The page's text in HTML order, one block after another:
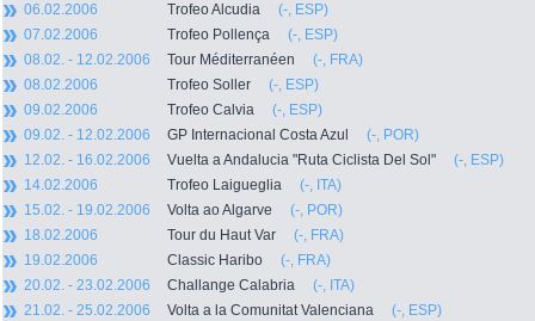
06.02.2006
Trofeo Alcudia (-, ESP)
07.02.2006
Trofeo Pollença (-, ESP)
08.02. - 12.02.2006
Tour Méditerranéen (-, FRA)
08.02.2006
Trofeo Soller (-, ESP)
09.02.2006
Trofeo Calvia (-, ESP)
09.02. - 12.02.2006
GP Internacional Costa Azul (-, POR)
12.02. - 16.02.2006
Vuelta a Andalucia "Ruta Ciclista Del Sol" (-, ESP)
14.02.2006
Trofeo Laigueglia (-, ITA)
15.02. - 19.02.2006
Volta ao Algarve (-, POR)
18.02.2006
Tour du Haut Var (-, FRA)
19.02.2006
Classic Haribo (-, FRA)
20.02. - 23.02.2006
Challange Calabria (-, ITA)
21.02. - 25.02.2006
Volta a la Comunitat Valenciana (-, ESP)